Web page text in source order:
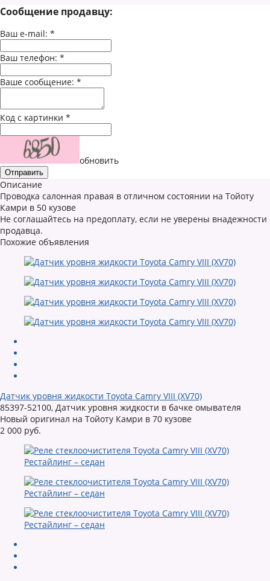
Сообщение продавцу:
Ваш e-mail: *
Ваш телефон: *
Ваше сообщение: *
Код с картинки *
обновить
Описание
Проводка салонная правая в отличном состоянии на Тойоту
Камри в 50 кузове
Не соглашайтесь на предоплату, если не уверены внадежности
продавца.
Похожие объявления
Датчик уровня жидкости Toyota Camry VIII (XV70)
85397-52100, Датчик уровня жидкости в бачке омывателя
Новый оригинал на Тойоту Камри в 70 кузове
2 000 руб.